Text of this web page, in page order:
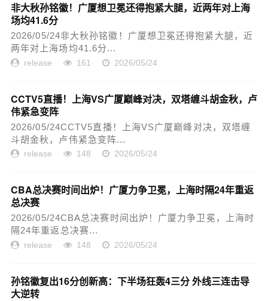
非大秋孙铭徽！广厦想卫冕还得抱紧大腿，近两年对上海
场均41.6分
2026/05/24非大秋孙铭徽！广厦想卫冕还得抱紧大腿，近
两年对上海场均41.6分...
release 161 2026/05/24
CCTV5直播！上海VS广厦巅峰对决，双塔缠斗胡金秋，卢
伟紧急变阵
2026/05/24CCTV5直播！上海VS广厦巅峰对决，双塔缠
斗胡金秋，卢伟紧急变阵...
release 148 2026/05/24
CBA总决赛时间出炉！广厦力争卫冕，上海时隔24年重返
总决赛
2026/05/24CBA总决赛时间出炉！广厦力争卫冕，上海时
隔24年重返总决赛...
release 148 2026/05/24
孙铭徽复出16分创新高：下半场狂轰4三分 外线三连击导
大逆转